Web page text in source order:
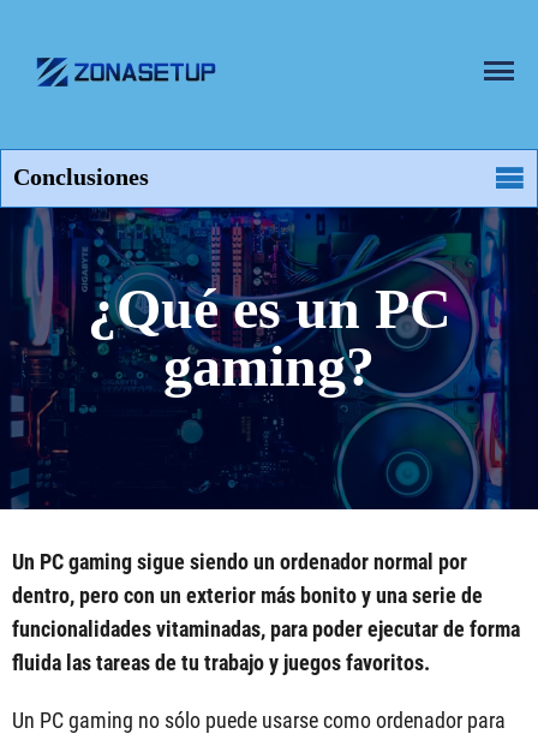
¿Qué es un PC
gaming?
Un PC gaming sigue siendo un ordenador normal por
dentro, pero con un exterior más bonito y una serie de
funcionalidades vitaminadas, para poder ejecutar de forma
fluida las tareas de tu trabajo y juegos favoritos.
Un PC gaming no sólo puede usarse como ordenador para